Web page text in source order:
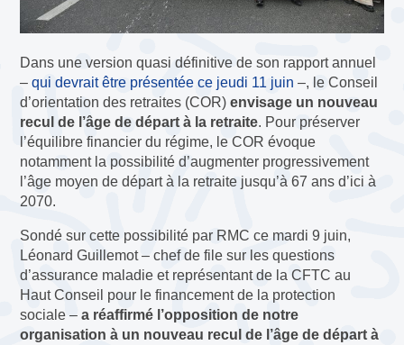
Dans une version quasi définitive de son rapport annuel
–qui devrait être présentée ce jeudi 11 juin –, le Conseil
d’orientation des retraites (COR)envisage un nouveau
recul de l’âge de départ à la retraite. Pour préserver
l’équilibre financier du régime, le COR évoque
notamment la possibilité d’augmenter progressivement
l’âge moyen de départ à la retraite jusqu’à 67 ans d’ici à
2070.
Sondé sur cette possibilité par RMC ce mardi 9 juin,
Léonard Guillemot – chef de file sur les questions
d’assurance maladie et représentant de la CFTC au
Haut Conseil pour le financement de la protection
sociale –a réaffirmé l’opposition de notre
organisation à un nouveau recul de l’âge de départ à